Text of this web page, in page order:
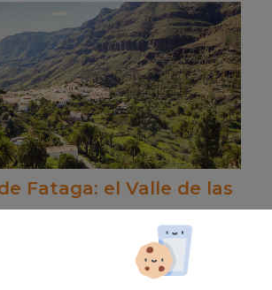
Fataga: el Valle de las
de los pueblos más pintorescos